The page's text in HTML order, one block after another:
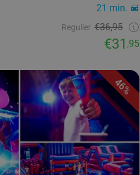
21 min.
Regulier €36,95
€31 ,95
46%